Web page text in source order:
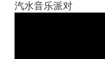
汽水音乐派对